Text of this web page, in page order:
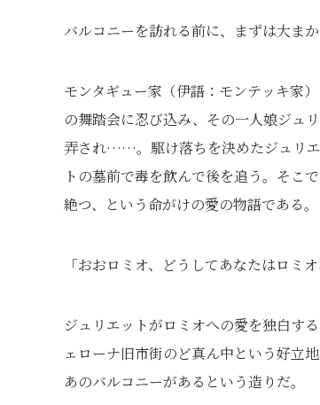
バルコニーを訪れる前に、まずは大ま
モンタギュー家（伊語：モンテッキ家
の舞踏会に忍び込み、その一人娘ジュ
弄され……。駆け落ちを決めたジュリエ
トの墓前で毒を飲んで後を追う。そこ
絶つ、という命がけの愛の物語である。
「おおロミオ、どうしてあなたはロミオ
ジュリエットがロミオへの愛を独白す
ェローナ旧市街のど真ん中という好立
あのバルコニーがあるという造りだ。